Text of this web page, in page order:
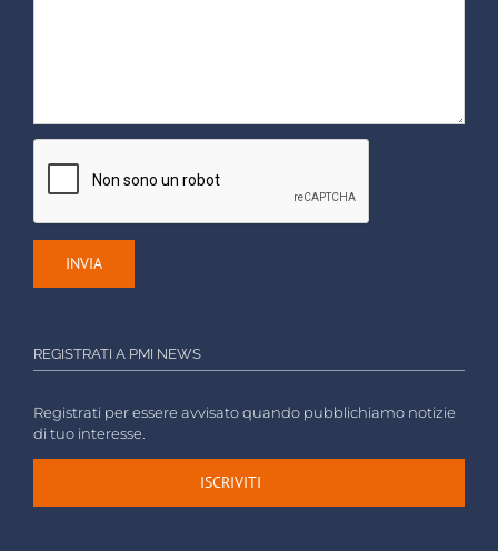
REGISTRATI A PMI NEWS
Registrati per essere avvisato quando pubblichiamo notizie
di tuo interesse.
ISCRIVITI